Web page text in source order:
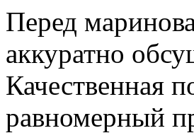
Перед
аккуратно
Качественная
равномерный